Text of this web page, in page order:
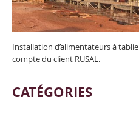
Installation d’alimentateurs à
compte du client RUSAL.
CATÉGORIES